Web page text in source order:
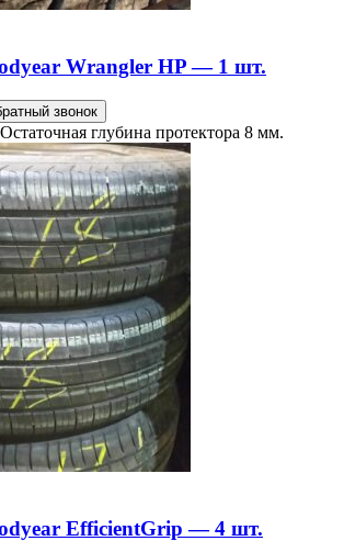
Wrangler HP — 1 шт.
звонок
глубина протектора 8 мм.
EfficientGrip — 4 шт.